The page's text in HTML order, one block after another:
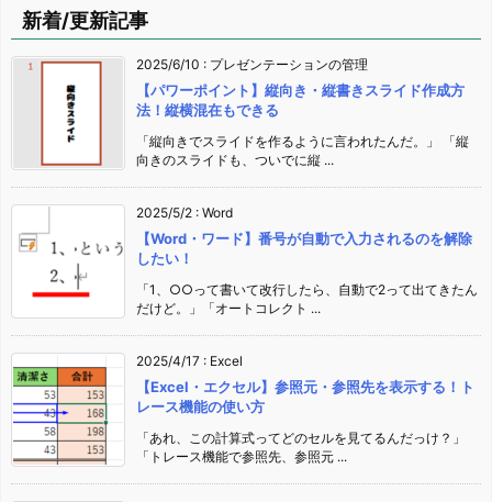
新着/更新記事
2025/6/10 : プレゼンテーションの管理
【パワーポイント】縦向き・縦書きスライド作成方
法！縦横混在もできる
「縦向きでスライドを作るように言われたんだ。」 「縦
向きのスライドも、ついでに縦 ...
2025/5/2 : Word
【Word・ワード】番号が自動で入力されるのを解除
したい！
「1、○○って書いて改行したら、自動で2って出てきたん
だけど。」「オートコレクト ...
2025/4/17 : Excel
【Excel・エクセル】参照元・参照先を表示する！ト
レース機能の使い方
「あれ、この計算式ってどのセルを見てるんだっけ？」
「トレース機能で参照先、参照元 ...